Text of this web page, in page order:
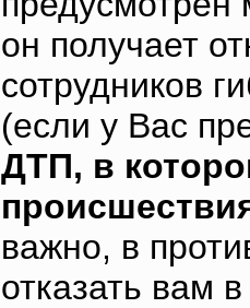
он получает
сотрудников
(если у Вас
ДТП, в
важно, в
отказать вам